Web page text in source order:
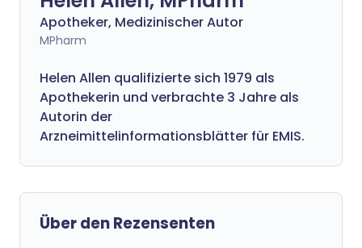
Apotheker, Medizinischer Autor
MPharm
Helen Allen qualifizierte sich 1979 als
Apothekerin und verbrachte 3 Jahre als
Autorin der
Arzneimittelinformationsblätter für EMIS.
Über den Rezensenten